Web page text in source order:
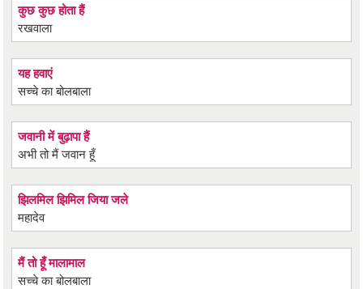
कुछ कुछ होता हैं
रखवाला
यह हवाएं
सच्चे का बोलबाला
जवानी में बुढ़ापा हैं
अभी तो मैं जवान हूँ
झिलमिल झिमिल जिया जले
महादेव
मैं तो हूँ मालामाल
सच्चे का बोलबाला